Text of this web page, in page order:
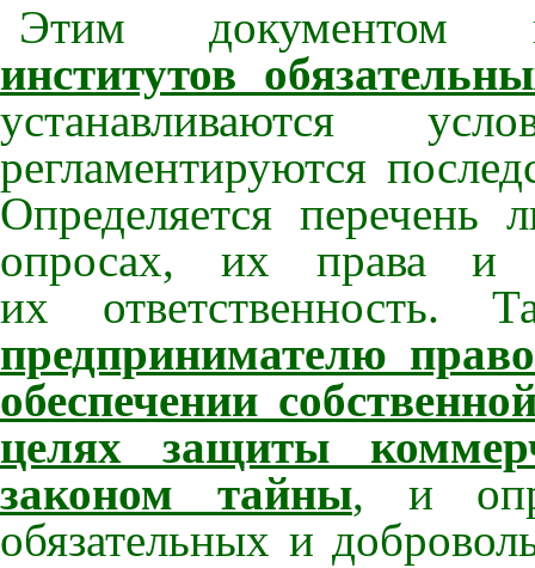
Этим документом
институтов
устанавливаются
регламентируются
Определяется
опросах, их права и
их ответственность.
предпринимателю
обеспечении
целях защиты
законом тайны, и
обязательных и